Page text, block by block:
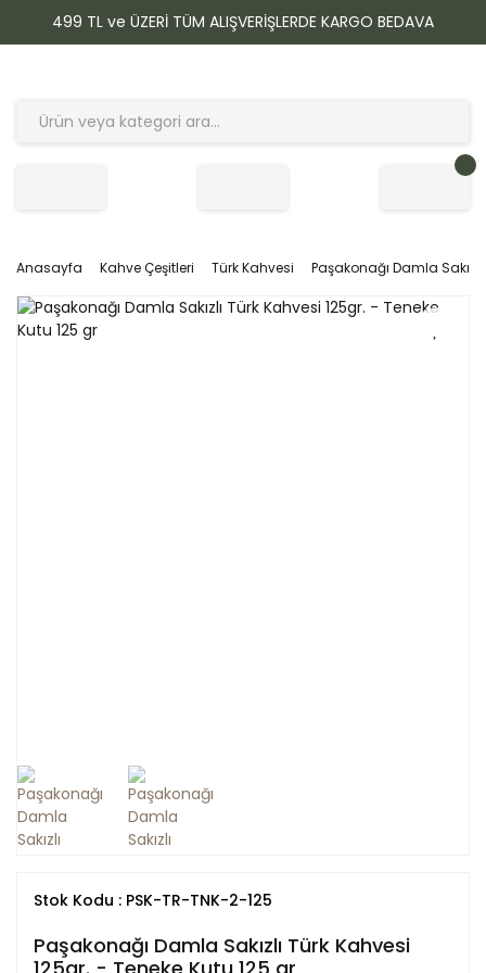
499 TL ve ÜZERİ TÜM ALIŞVERİŞLERDE KARGO BEDAVA
Anasayfa Kahve Çeşitleri Türk Kahvesi Paşakonağı Damla
Stok Kodu : PSK-TR-TNK-2-125
Paşakonağı Damla Sakızlı Türk Kahvesi